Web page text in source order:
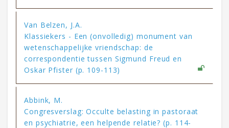
Van Belzen, J.A.
Klassiekers - Een (onvolledig) monument van
wetenschappelijke vriendschap: de
correspondentie tussen Sigmund Freud en
Oskar Pfister (p. 109-113)
Abbink, M.
Congresverslag: Occulte belasting in pastoraat
en psychiatrie, een helpende relatie? (p. 114-